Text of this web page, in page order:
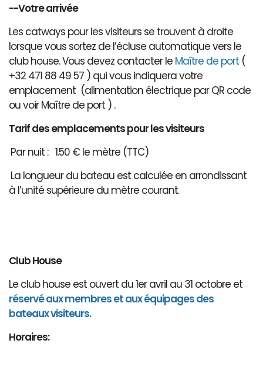
--Votre arrivée
Les catways pour les visiteurs se trouvent à droite
lorsque vous sortez de l’écluse automatique vers le
club house. Vous devez contacter le Maître de port (
+32 471 88 49 57 ) qui vous indiquera votre
emplacement (alimentation électrique par QR code
ou voir Maître de port ) .
Tarif des emplacements pour les visiteurs
Par nuit : 1.50 € le mètre (TTC)
La longueur du bateau est calculée en arrondissant
à l’unité supérieure du mètre courant.
Club House
Le club house est ouvert du 1er avril au 31 octobre et
réservé aux membres et aux équipages des
bateaux visiteurs.
Horaires: